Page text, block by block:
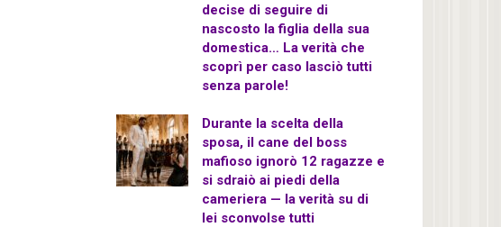
decise di seguire di
nascosto la figlia della sua
domestica… La verità che
scoprì per caso lasciò tutti
senza parole!
Durante la scelta della
sposa, il cane del boss
mafioso ignorò 12 ragazze e
si sdraiò ai piedi della
cameriera — la verità su di
lei sconvolse tutti